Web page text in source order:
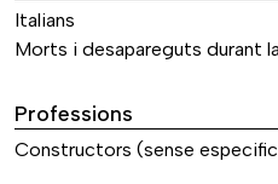
Italians
Morts i desapareguts durant
Professions
Constructors (sense